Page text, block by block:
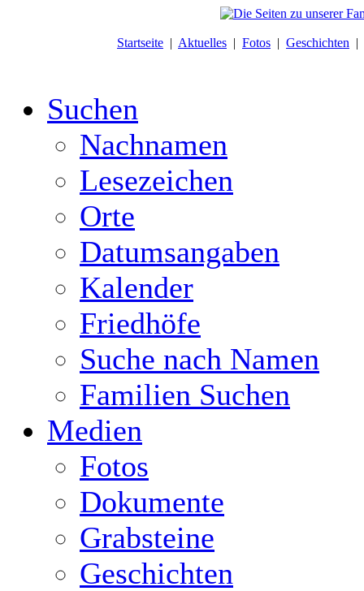
Startseite | Aktuelles | Fotos | Geschichten |
Suchen
Nachnamen
Lesezeichen
Orte
Datumsangaben
Kalender
Friedhöfe
Suche nach Namen
Familien Suchen
Medien
Fotos
Dokumente
Grabsteine
Geschichten